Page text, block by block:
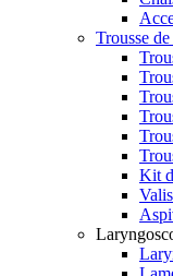
Trousse
Kit